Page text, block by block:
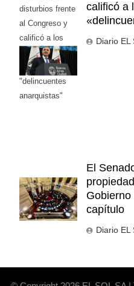
disturbios frente
al Congreso y
calificó a los
responsables
como
"delincuentes
anarquistas"
calificó a
Diario EL
El
capítulo
Diario EL